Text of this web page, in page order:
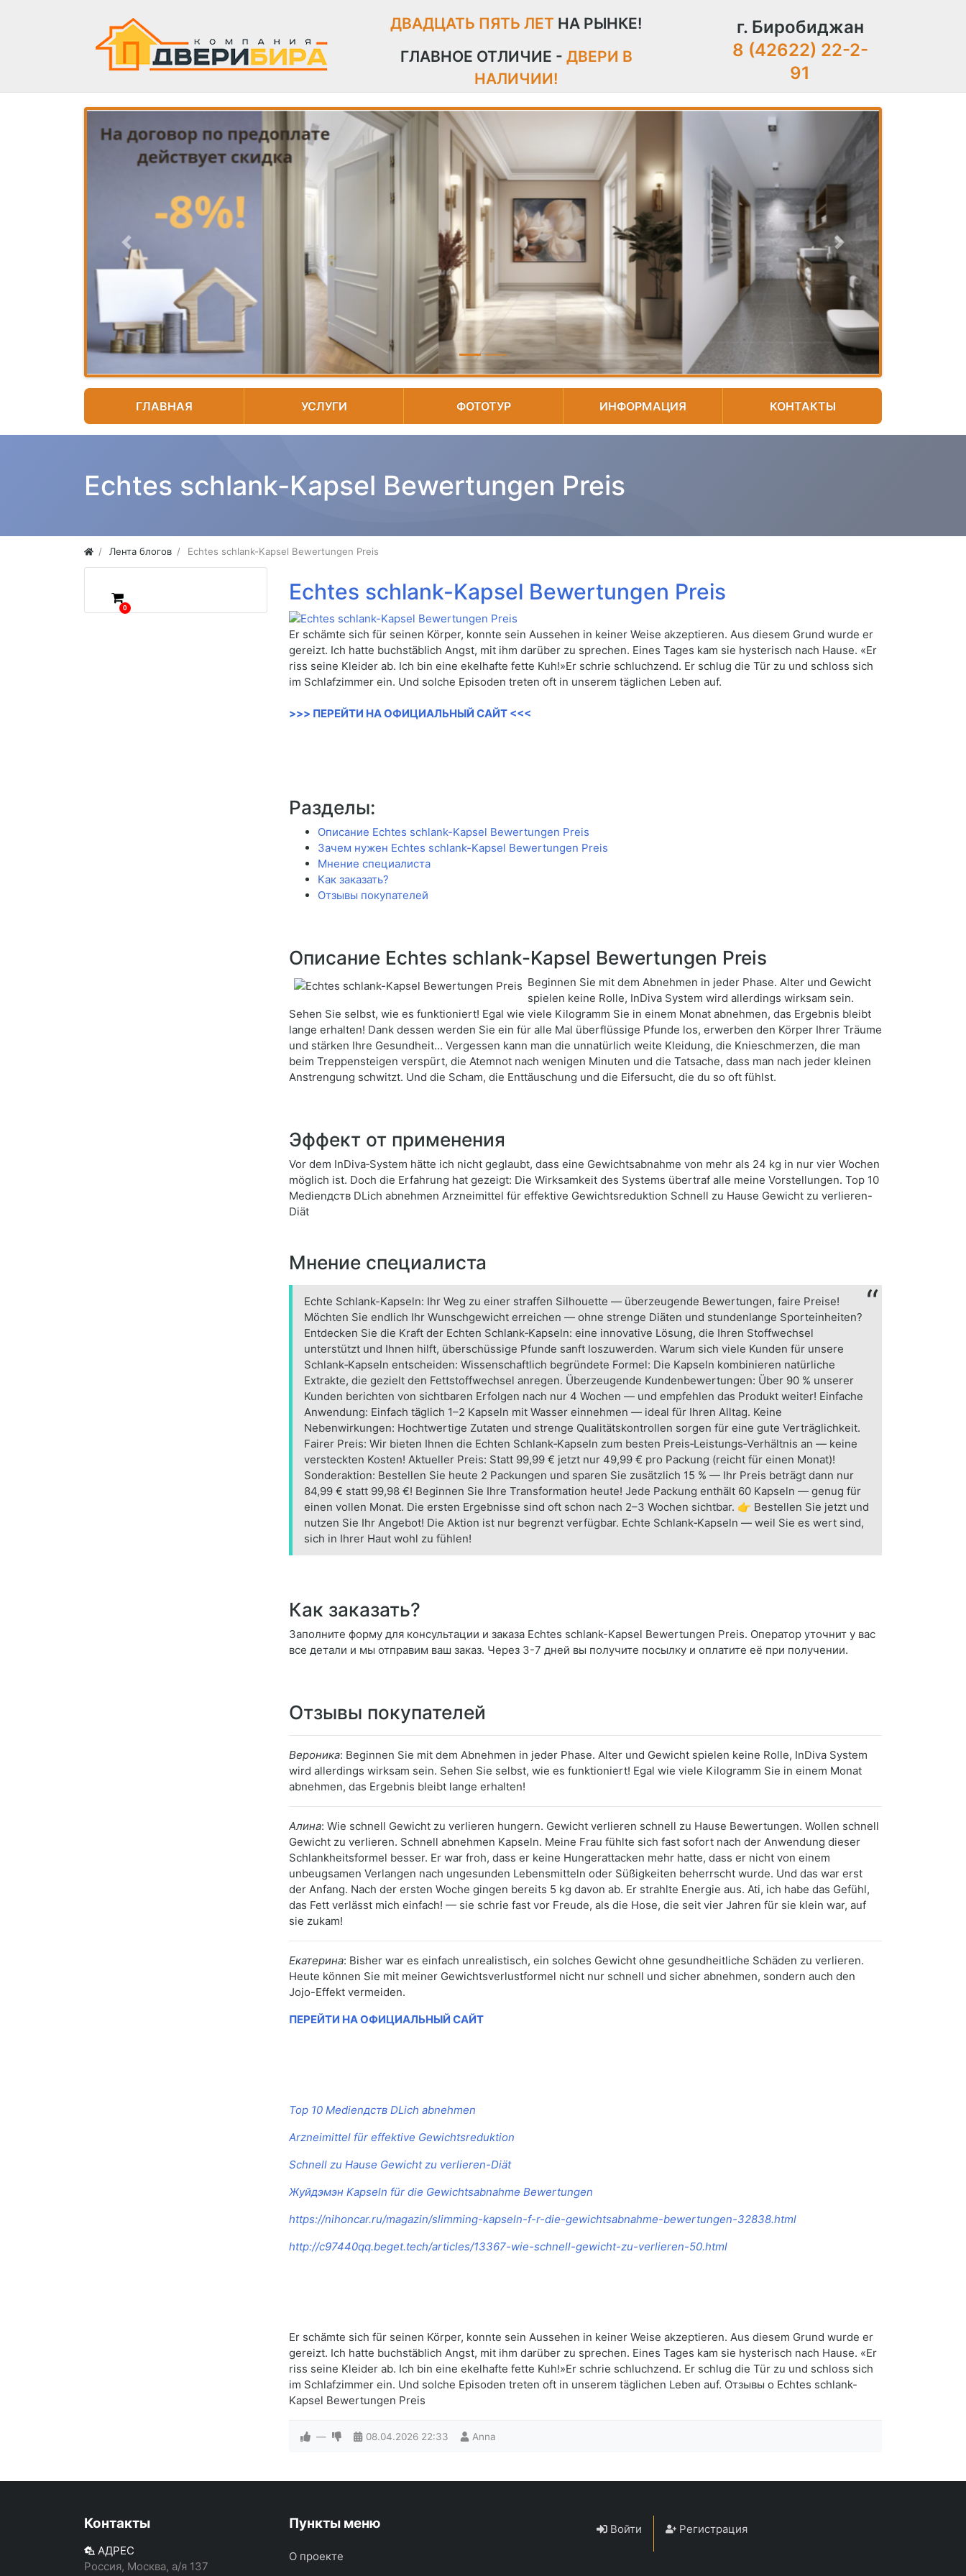
ДВАДЦАТЬ ПЯТЬ ЛЕТ НА РЫНКЕ!
ГЛАВНОЕ ОТЛИЧИЕ - ДВЕРИ В
НАЛИЧИИ!
г. Биробиджан
8 (42622) 22-2-
91
ГЛАВНАЯ УСЛУГИ ФОТОТУР ИНФОРМАЦИЯ КОНТАКТЫ
Echtes schlank-Kapsel Bewertungen Preis
Лента блогов Echtes schlank-Kapsel Bewertungen Preis
0
Echtes schlank-Kapsel Bewertungen Preis
Er schämte sich für seinen Körper, konnte sein Aussehen in keiner Weise akzeptieren. Aus diesem Grund wurde er
gereizt. Ich hatte buchstäblich Angst, mit ihm darüber zu sprechen. Eines Tages kam sie hysterisch nach Hause. «Er
riss seine Kleider ab. Ich bin eine ekelhafte fette Kuh!»Er schrie schluchzend. Er schlug die Tür zu und schloss sich
im Schlafzimmer ein. Und solche Episoden treten oft in unserem täglichen Leben auf.
>>> ПЕРЕЙТИ НА ОФИЦИАЛЬНЫЙ САЙТ <<<
Разделы:
Описание Echtes schlank-Kapsel Bewertungen Preis
Зачем нужен Echtes schlank-Kapsel Bewertungen Preis
Мнение специалиста
Как заказать?
Отзывы покупателей
Описание Echtes schlank-Kapsel Bewertungen Preis
Beginnen Sie mit dem Abnehmen in jeder Phase. Alter und Gewicht
spielen keine Rolle, InDiva System wird allerdings wirksam sein.
Sehen Sie selbst, wie es funktioniert! Egal wie viele Kilogramm Sie in einem Monat abnehmen, das Ergebnis bleibt
lange erhalten! Dank dessen werden Sie ein für alle Mal überflüssige Pfunde los, erwerben den Körper Ihrer Träume
und stärken Ihre Gesundheit… Vergessen kann man die unnatürlich weite Kleidung, die Knieschmerzen, die man
beim Treppensteigen verspürt, die Atemnot nach wenigen Minuten und die Tatsache, dass man nach jeder kleinen
Anstrengung schwitzt. Und die Scham, die Enttäuschung und die Eifersucht, die du so oft fühlst.
Эффект от применения
Vor dem InDiva‑System hätte ich nicht geglaubt, dass eine Gewichtsabnahme von mehr als 24 kg in nur vier Wochen
möglich ist. Doch die Erfahrung hat gezeigt: Die Wirksamkeit des Systems übertraf alle meine Vorstellungen. Top 10
Medienдств DLich abnehmen Arzneimittel für effektive Gewichtsreduktion Schnell zu Hause Gewicht zu verlieren-
Diät
Мнение специалиста
Echte Schlank-Kapseln: Ihr Weg zu einer straffen Silhouette — überzeugende Bewertungen, faire Preise!
Möchten Sie endlich Ihr Wunschgewicht erreichen — ohne strenge Diäten und stundenlange Sporteinheiten?
Entdecken Sie die Kraft der Echten Schlank‑Kapseln: eine innovative Lösung, die Ihren Stoffwechsel
unterstützt und Ihnen hilft, überschüssige Pfunde sanft loszuwerden. Warum sich viele Kunden für unsere
Schlank‑Kapseln entscheiden: Wissenschaftlich begründete Formel: Die Kapseln kombinieren natürliche
Extrakte, die gezielt den Fettstoffwechsel anregen. Überzeugende Kundenbewertungen: Über 90 % unserer
Kunden berichten von sichtbaren Erfolgen nach nur 4 Wochen — und empfehlen das Produkt weiter! Einfache
Anwendung: Einfach täglich 1–2 Kapseln mit Wasser einnehmen — ideal für Ihren Alltag. Keine
Nebenwirkungen: Hochtwertige Zutaten und strenge Qualitätskontrollen sorgen für eine gute Verträglichkeit.
Fairer Preis: Wir bieten Ihnen die Echten Schlank‑Kapseln zum besten Preis‑Leistungs‑Verhältnis an — keine
versteckten Kosten! Aktueller Preis: Statt 99,99 € jetzt nur 49,99 € pro Packung (reicht für einen Monat)!
Sonderaktion: Bestellen Sie heute 2 Packungen und sparen Sie zusätzlich 15 % — Ihr Preis beträgt dann nur
84,99 € statt 99,98 €! Beginnen Sie Ihre Transformation heute! Jede Packung enthält 60 Kapseln — genug für
einen vollen Monat. Die ersten Ergebnisse sind oft schon nach 2–3 Wochen sichtbar. 👉 Bestellen Sie jetzt und
nutzen Sie Ihr Angebot! Die Aktion ist nur begrenzt verfügbar. Echte Schlank‑Kapseln — weil Sie es wert sind,
sich in Ihrer Haut wohl zu fühlen!
Как заказать?
Заполните форму для консультации и заказа Echtes schlank-Kapsel Bewertungen Preis. Оператор уточнит у вас
все детали и мы отправим ваш заказ. Через 3-7 дней вы получите посылку и оплатите её при получении.
Отзывы покупателей
Вероника: Beginnen Sie mit dem Abnehmen in jeder Phase. Alter und Gewicht spielen keine Rolle, InDiva System
wird allerdings wirksam sein. Sehen Sie selbst, wie es funktioniert! Egal wie viele Kilogramm Sie in einem Monat
abnehmen, das Ergebnis bleibt lange erhalten!
Алина: Wie schnell Gewicht zu verlieren hungern. Gewicht verlieren schnell zu Hause Bewertungen. Wollen schnell
Gewicht zu verlieren. Schnell abnehmen Kapseln. Meine Frau fühlte sich fast sofort nach der Anwendung dieser
Schlankheitsformel besser. Er war froh, dass er keine Hungerattacken mehr hatte, dass er nicht von einem
unbeugsamen Verlangen nach ungesunden Lebensmitteln oder Süßigkeiten beherrscht wurde. Und das war erst
der Anfang. Nach der ersten Woche gingen bereits 5 kg davon ab. Er strahlte Energie aus. Ati, ich habe das Gefühl,
das Fett verlässt mich einfach! — sie schrie fast vor Freude, als die Hose, die seit vier Jahren für sie klein war, auf
sie zukam!
Екатерина: Bisher war es einfach unrealistisch, ein solches Gewicht ohne gesundheitliche Schäden zu verlieren.
Heute können Sie mit meiner Gewichtsverlustformel nicht nur schnell und sicher abnehmen, sondern auch den
Jojo-Effekt vermeiden.
ПЕРЕЙТИ НА ОФИЦИАЛЬНЫЙ САЙТ
Top 10 Medienдств DLich abnehmen
Arzneimittel für effektive Gewichtsreduktion
Schnell zu Hause Gewicht zu verlieren-Diät
Жуйдэмэн Kapseln für die Gewichtsabnahme Bewertungen
https://nihoncar.ru/magazin/slimming-kapseln-f-r-die-gewichtsabnahme-bewertungen-32838.html
http://c97440qq.beget.tech/articles/13367-wie-schnell-gewicht-zu-verlieren-50.html
Er schämte sich für seinen Körper, konnte sein Aussehen in keiner Weise akzeptieren. Aus diesem Grund wurde er
gereizt. Ich hatte buchstäblich Angst, mit ihm darüber zu sprechen. Eines Tages kam sie hysterisch nach Hause. «Er
riss seine Kleider ab. Ich bin eine ekelhafte fette Kuh!»Er schrie schluchzend. Er schlug die Tür zu und schloss sich
im Schlafzimmer ein. Und solche Episoden treten oft in unserem täglichen Leben auf. Отзывы о Echtes schlank-
Kapsel Bewertungen Preis
— 08.04.2026 22:33 Anna
Контакты
АДРЕС
Россия, Москва, а/я 137
Пункты меню
О проекте
Войти Регистрация